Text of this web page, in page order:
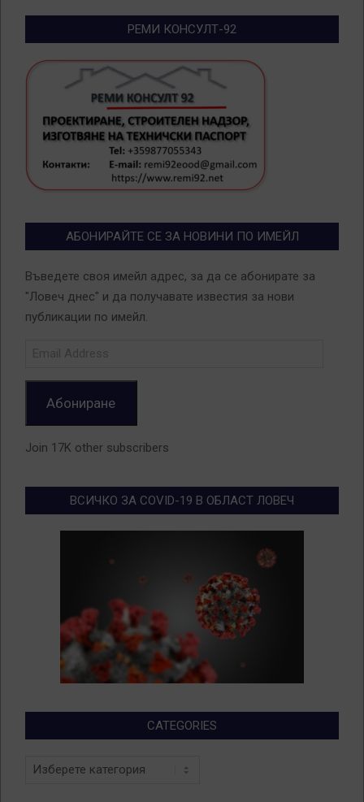
РЕМИ КОНСУЛТ-92
АБОНИРАЙТЕ СЕ ЗА НОВИНИ ПО ИМЕЙЛ
Въведете своя имейл адрес, за да се абонирате за
"Ловеч днес" и да получавате известия за нови
публикации по имейл.
Абониране
Join 17K other subscribers
ВСИЧКО ЗА COVID-19 В ОБЛАСТ ЛОВЕЧ
CATEGORIES
Categories